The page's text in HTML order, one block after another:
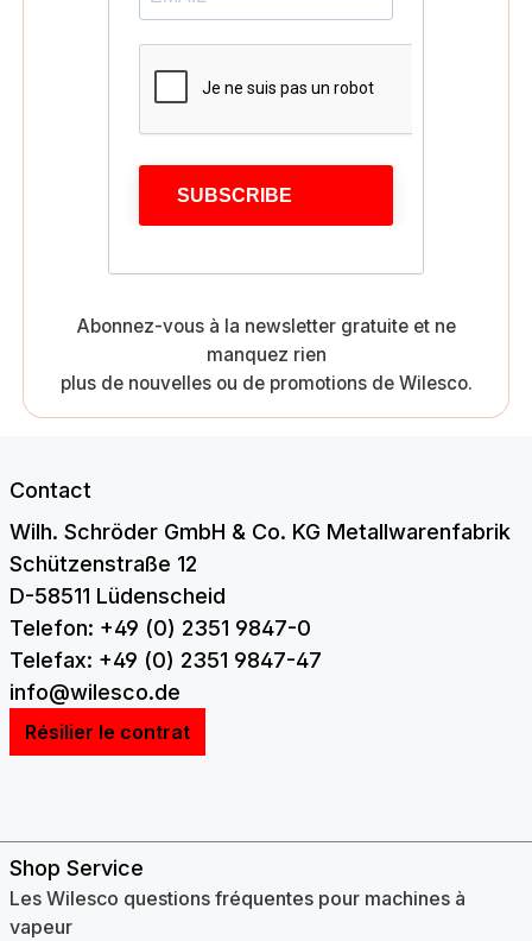
SUBSCRIBE
Abonnez-vous à la newsletter gratuite et ne
manquez rien
plus de nouvelles ou de promotions de Wilesco.
Contact
Wilh. Schröder GmbH & Co. KG Metallwarenfabrik
Schützenstraße 12
D-58511 Lüdenscheid
Telefon: +49 (0) 2351 9847-0
Telefax: +49 (0) 2351 9847-47
info@wilesco.de
Résilier le contrat
Shop Service
Les Wilesco questions fréquentes pour machines à
vapeur